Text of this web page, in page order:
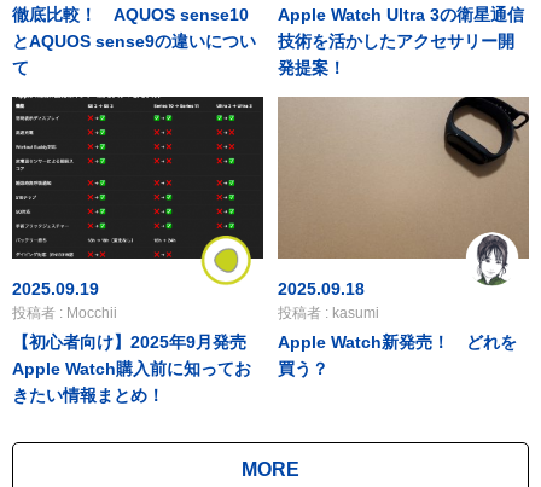
徹底比較！ AQUOS sense10
とAQUOS sense9の違いについ
て
Apple Watch Ultra 3の衛星通信
技術を活かしたアクセサリー開
発提案！
2025.09.19
投稿者 : Mocchii
【初心者向け】2025年9月発売
Apple Watch購入前に知ってお
きたい情報まとめ！
2025.09.18
投稿者 : kasumi
Apple Watch新発売！ どれを
買う？
MORE